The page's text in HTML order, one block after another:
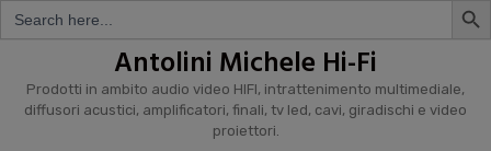
Search
for:
content
Antolini Michele Hi-Fi
Prodotti in ambito audio video HIFI, intrattenimento multimediale,
diffusori acustici, amplificatori, finali, tv led, cavi, giradischi e video
proiettori.